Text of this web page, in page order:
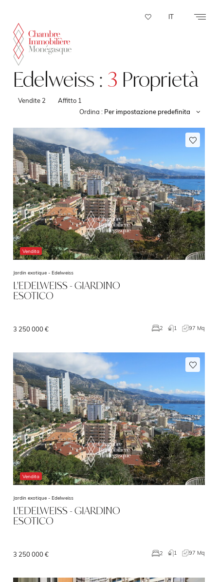
IT
Edelweiss : 3 Proprietà
Vendite 2 Affitto 1
Ordina : Per impostazione predefinita
Vendita
Jardin exotique - Edelweiss
L'EDELWEISS - GIARDINO
ESOTICO
3 250 000 € 2 1 97 Mq
Vendita
Jardin exotique - Edelweiss
L'EDELWEISS - GIARDINO
ESOTICO
3 250 000 € 2 1 97 Mq